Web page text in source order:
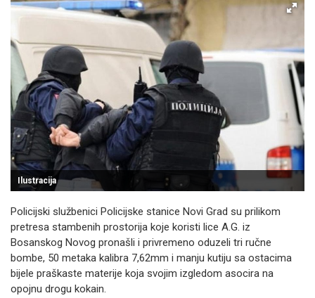
Ilustracija
Policijski službenici Policijske stanice Novi Grad su prilikom
pretresa stambenih prostorija koje koristi lice A.G. iz
Bosanskog Novog pronašli i privremeno oduzeli tri ručne
bombe, 50 metaka kalibra 7,62mm i manju kutiju sa ostacima
bijele praškaste materije koja svojim izgledom asocira na
opojnu drogu kokain.